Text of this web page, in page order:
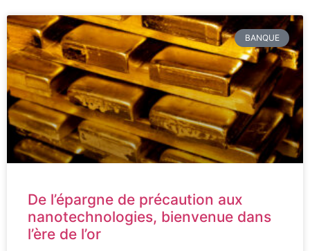
BANQUE
De l’épargne de précaution aux
nanotechnologies, bienvenue dans
l’ère de l’or